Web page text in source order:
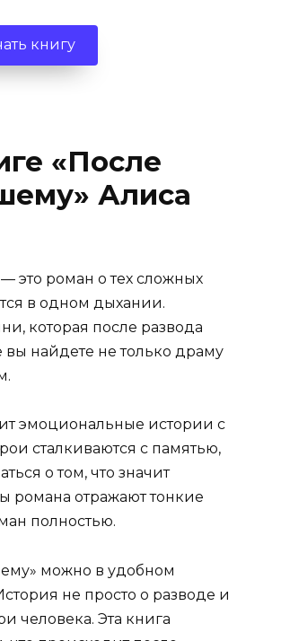
книгу
«После
Алиса
это роман о тех сложных
в одном дыхании.
которая после развода
вы найдете не только драму
эмоциональные истории с
сталкиваются с памятью,
о том, что значит
романа отражают тонкие
полностью.
можно в удобном
не просто о разводе и
человека. Эта книга